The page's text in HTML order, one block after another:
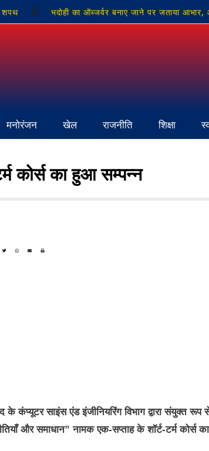
शपथ भदोही का ऑब्जर्वर बनाए जाने पर जताया आभार,
मनोरंजन खेल राजनीति शिक्षा
कोर्स का हुआ सम्पन्न
कंप्यूटर साइंस एंड इंजीनियरिंग विभाग द्वारा संयुक्त
और समाधान” नामक एक-सप्ताह के शॉर्ट-टर्म कोर्स का